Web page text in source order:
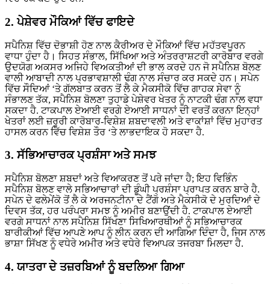
2. ਪੇਸ਼ੇਵਰ ਮੌਕਿਆਂ ਵਿੱਚ ਫਾਇਦੇ
ਸਪੈਨਿਸ਼ ਵਿੱਚ ਦੋਭਾਸ਼ੀ ਹੋਣ ਨਾਲ ਕੈਰੀਅਰ ਦੇ ਮੌਕਿਆਂ ਵਿੱਚ ਮਹੱਤਵਪੂਰਨ
ਵਾਧਾ ਹੁੰਦਾ ਹੈ। ਸਿਹਤ ਸੰਭਾਲ, ਸਿੱਖਿਆ ਅਤੇ ਅੰਤਰਰਾਸ਼ਟਰੀ ਕਾਰੋਬਾਰ ਵਰਗੇ
ਉਦਯੋਗ ਅਕਸਰ ਅਜਿਹੇ ਵਿਅਕਤੀਆਂ ਦੀ ਭਾਲ ਕਰਦੇ ਹਨ ਜੋ ਸਪੈਨਿਸ਼ ਬੋਲਣ
ਵਾਲੀ ਆਬਾਦੀ ਨਾਲ ਪ੍ਰਭਾਵਸ਼ਾਲੀ ਢੰਗ ਨਾਲ ਸੰਚਾਰ ਕਰ ਸਕਦੇ ਹਨ। ਸਪੇਨ
ਵਿੱਚ ਸੌਦਿਆਂ ‘ਤੇ ਗੱਲਬਾਤ ਕਰਨ ਤੋਂ ਲੈ ਕੇ ਮੈਕਸੀਕੋ ਵਿੱਚ ਗਾਹਕ ਸੇਵਾ ਨੂੰ
ਸੰਭਾਲਣ ਤੱਕ, ਸਪੈਨਿਸ਼ ਬੋਲਣਾ ਤੁਹਾਡੇ ਪੇਸ਼ੇਵਰ ਖੇਤਰ ਨੂੰ ਨਾਟਕੀ ਢੰਗ ਨਾਲ ਵਧਾ
ਸਕਦਾ ਹੈ. ਟਾਕਪਾਲ ਏਆਈ ਵਰਗੇ ਏਆਈ ਸਾਧਨਾਂ ਦੀ ਵਰਤੋਂ ਕਰਨਾ ਇਨ੍ਹਾਂ
ਖੇਤਰਾਂ ਲਈ ਜ਼ਰੂਰੀ ਕਾਰੋਬਾਰ-ਵਿਸ਼ੇਸ਼ ਸ਼ਬਦਾਵਲੀ ਅਤੇ ਵਾਕਾਂਸ਼ਾਂ ਵਿੱਚ ਮੁਹਾਰਤ
ਹਾਸਲ ਕਰਨ ਵਿੱਚ ਵਿਸ਼ੇਸ਼ ਤੌਰ ‘ਤੇ ਲਾਭਦਾਇਕ ਹੋ ਸਕਦਾ ਹੈ.
3. ਸੱਭਿਆਚਾਰਕ ਪ੍ਰਸ਼ੰਸਾ ਅਤੇ ਸਮਝ
ਸਪੈਨਿਸ਼ ਬੋਲਣਾ ਸ਼ਬਦਾਂ ਅਤੇ ਵਿਆਕਰਣ ਤੋਂ ਪਰੇ ਜਾਂਦਾ ਹੈ; ਇਹ ਵਿਭਿੰਨ
ਸਪੈਨਿਸ਼ ਬੋਲਣ ਵਾਲੇ ਸਭਿਆਚਾਰਾਂ ਦੀ ਡੂੰਘੀ ਪ੍ਰਸ਼ੰਸਾ ਪ੍ਰਾਪਤ ਕਰਨ ਬਾਰੇ ਹੈ.
ਸਪੇਨ ਦੇ ਫਲੇਮੇਂਕੋ ਤੋਂ ਲੈ ਕੇ ਅਰਜਨਟੀਨਾ ਦੇ ਟੈਂਗੋ ਅਤੇ ਮੈਕਸੀਕੋ ਦੇ ਮੁਰਦਿਆਂ ਦੇ
ਦਿਵਸ ਤੱਕ, ਹਰ ਪਰੰਪਰਾ ਸਮਝ ਨੂੰ ਅਮੀਰ ਬਣਾਉਂਦੀ ਹੈ. ਟਾਕਪਾਲ ਏਆਈ
ਵਰਗੇ ਸਾਧਨਾਂ ਨਾਲ ਸਪੈਨਿਸ਼ ਸਿੱਖਣਾ ਸਿਖਿਆਰਥੀਆਂ ਨੂੰ ਸਭਿਆਚਾਰਕ
ਬਾਰੀਕੀਆਂ ਵਿੱਚ ਆਪਣੇ ਆਪ ਨੂੰ ਲੀਨ ਕਰਨ ਦੀ ਆਗਿਆ ਦਿੰਦਾ ਹੈ, ਜਿਸ ਨਾਲ
ਭਾਸ਼ਾ ਸਿੱਖਣ ਨੂੰ ਵਧੇਰੇ ਅਮੀਰ ਅਤੇ ਵਧੇਰੇ ਵਿਆਪਕ ਤਜਰਬਾ ਮਿਲਦਾ ਹੈ.
4. ਯਾਤਰਾ ਦੇ ਤਜ਼ਰਬਿਆਂ ਨੂੰ ਬਦਲਿਆ ਗਿਆ